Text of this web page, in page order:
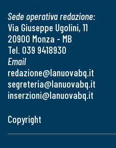
Sede operativa redazione:
Via Giuseppe Ugolini, 11
20900 Monza - MB
Tel. 039 9418930
Email
redazione@lanuovabq.it
segreteria@lanuovabq.it
inserzioni@lanuovabq.it
Copyright